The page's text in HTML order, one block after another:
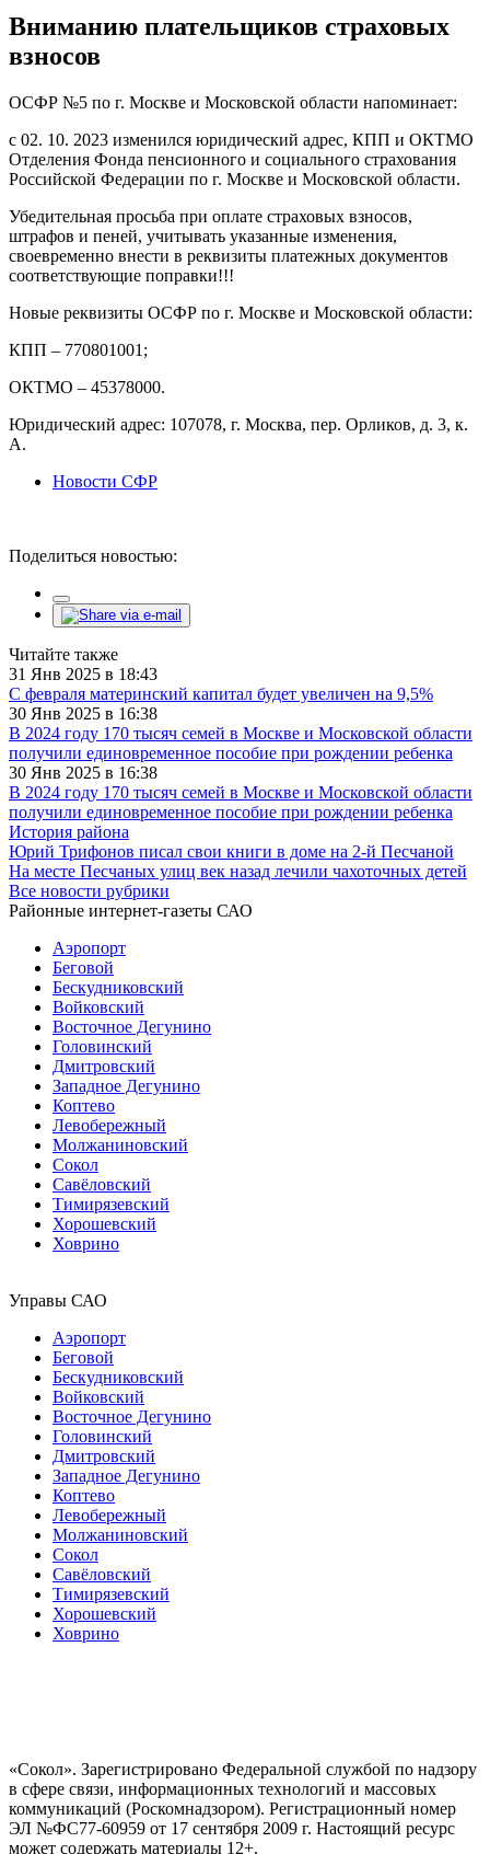
Вниманию плательщиков страховых
взносов
ОСФР №5 по г. Москве и Московской области напоминает:
с 02. 10. 2023 изменился юридический адрес, КПП и ОКТМО
Отделения Фонда пенсионного и социального страхования
Российской Федерации по г. Москве и Московской области.
Убедительная просьба при оплате страховых взносов,
штрафов и пеней, учитывать указанные изменения,
своевременно внести в реквизиты платежных документов
соответствующие поправки!!!
Новые реквизиты ОСФР по г. Москве и Московской области:
КПП – 770801001;
ОКТМО – 45378000.
Юридический адрес: 107078, г. Москва, пер. Орликов, д. 3, к.
А.
Новости СФР
Поделиться новостью:
Читайте также
31 Янв 2025 в 18:43
С февраля материнский капитал будет увеличен на 9,5%
30 Янв 2025 в 16:38
В 2024 году 170 тысяч семей в Москве и Московской области
получили единовременное пособие при рождении ребенка
30 Янв 2025 в 16:38
В 2024 году 170 тысяч семей в Москве и Московской области
получили единовременное пособие при рождении ребенка
История района
Юрий Трифонов писал свои книги в доме на 2-й Песчаной
На месте Песчаных улиц век назад лечили чахоточных детей
Все новости рубрики
Районные интернет-газеты САО
Аэропорт
Беговой
Бескудниковский
Войковский
Восточное Дегунино
Головинский
Дмитровский
Западное Дегунино
Коптево
Левобережный
Молжаниновский
Сокол
Савёловский
Тимирязевский
Хорошевский
Ховрино
Управы САО
Аэропорт
Беговой
Бескудниковский
Войковский
Восточное Дегунино
Головинский
Дмитровский
Западное Дегунино
Коптево
Левобережный
Молжаниновский
Сокол
Савёловский
Тимирязевский
Хорошевский
Ховрино
«Сокол». Зарегистрировано Федеральной службой по надзору
в сфере связи, информационных технологий и массовых
коммуникаций (Роскомнадзором). Регистрационный номер
ЭЛ №ФС77-60959 от 17 сентября 2009 г. Настоящий ресурс
может содержать материалы 12+.